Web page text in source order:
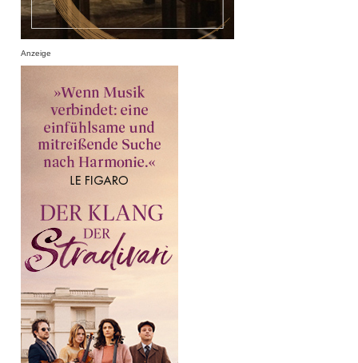
Anzeige